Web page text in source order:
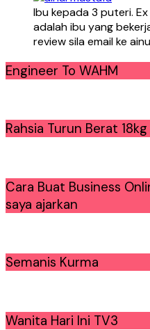
Ibu kepada 3 puteri.
adalah ibu yang
review sila email ke
Engineer To WAHM
Rahsia Turun Berat 18kg
Cara Buat Business
saya ajarkan
Semanis Kurma
Wanita Hari Ini TV3